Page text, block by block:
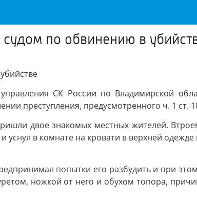
по обвинению в
СК России по Владимирской
преступления, предусмотренного ч. 1 ст.
двое знакомых местных жителей.
уснул в комнате на кровати в верхней
попытки его разбудить и при
ножкой от него и обухом топора,